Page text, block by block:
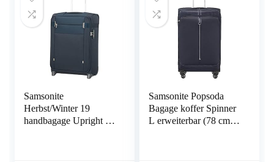
Samsonite
Herbst/Winter 19
handbagage Upright S
Samsonite Popsoda
Bagage koffer Spinner
L erweiterbar (78 cm –